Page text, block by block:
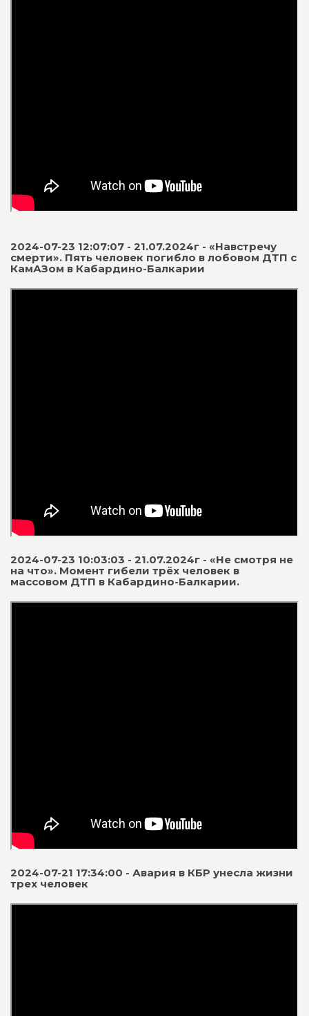
2024-07-23 12:07:07 - 21.07.2024г - «Навстречу
смерти». Пять человек погибло в лобовом ДТП с
КамАЗом в Кабардино-Балкарии
2024-07-23 10:03:03 - 21.07.2024г - «Не смотря не
на что». Момент гибели трёх человек в
массовом ДТП в Кабардино-Балкарии.
2024-07-21 17:34:00 - Авария в КБР унесла жизни
трех человек